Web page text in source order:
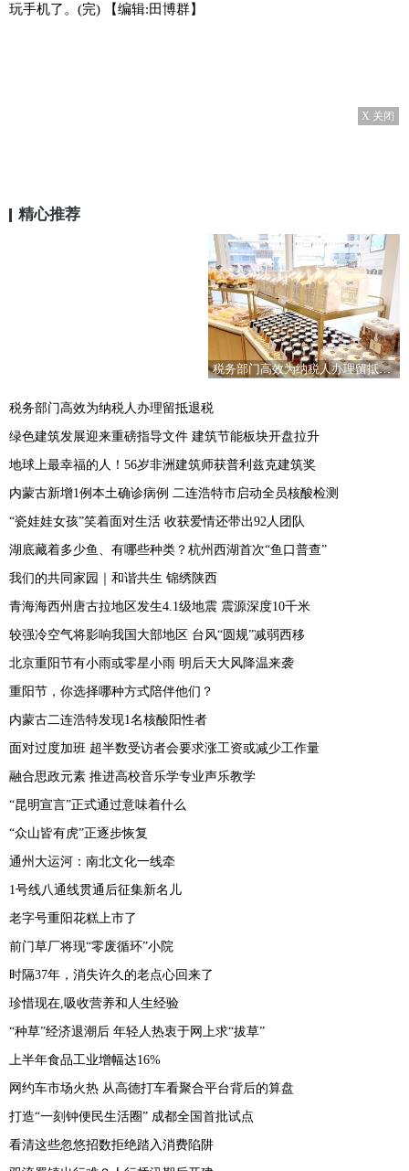
玩手机了。(完)
【编辑:田博群】
X 关闭
精心推荐
税务部门高效为纳税人办理留抵退税
税务部门高效为纳税人办理留抵退税
绿色建筑发展迎来重磅指导文件 建筑节能板块开盘拉升
地球上最幸福的人！56岁非洲建筑师获普利兹克建筑奖
内蒙古新增1例本土确诊病例 二连浩特市启动全员核酸检测
“瓷娃娃女孩”笑着面对生活 收获爱情还带出92人团队
湖底藏着多少鱼、有哪些种类？杭州西湖首次“鱼口普查”
我们的共同家园｜和谐共生 锦绣陕西
青海海西州唐古拉地区发生4.1级地震 震源深度10千米
较强冷空气将影响我国大部地区 台风“圆规”减弱西移
北京重阳节有小雨或零星小雨 明后天大风降温来袭
重阳节，你选择哪种方式陪伴他们？
内蒙古二连浩特发现1名核酸阳性者
面对过度加班 超半数受访者会要求涨工资或减少工作量
融合思政元素 推进高校音乐学专业声乐教学
“昆明宣言”正式通过意味着什么
“众山皆有虎”正逐步恢复
通州大运河：南北文化一线牵
1号线八通线贯通后征集新名儿
老字号重阳花糕上市了
前门草厂将现“零废循环”小院
时隔37年，消失许久的老点心回来了
珍惜现在,吸收营养和人生经验
“种草”经济退潮后 年轻人热衷于网上求“拔草”
上半年食品工业增幅达16%
网约车市场火热 从高德打车看聚合平台背后的算盘
打造“一刻钟便民生活圈” 成都全国首批试点
看清这些忽悠招数拒绝踏入消费陷阱